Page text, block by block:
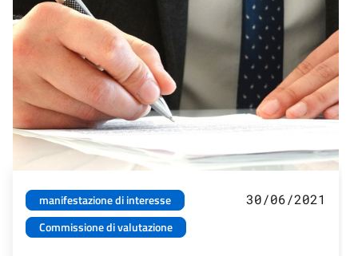
manifestazione di interesse
Commissione di valutazione
30/06/2021